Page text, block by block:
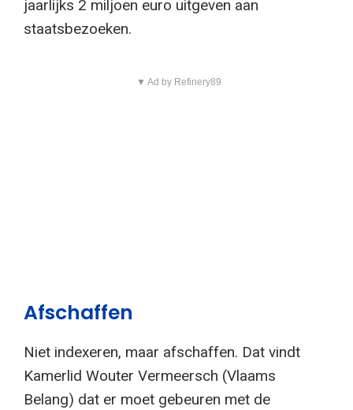
jaarlijks 2 miljoen euro uitgeven aan
staatsbezoeken.
▼ Ad by Refinery89
Afschaffen
Niet indexeren, maar afschaffen. Dat vindt
Kamerlid Wouter Vermeersch (Vlaams
Belang) dat er moet gebeuren met de